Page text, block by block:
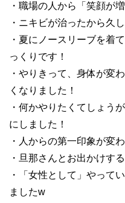
・職場の人から「笑顔が
・ニキビが治ったから久
・夏にノースリーブを着
っくりです！
・やりきって、身体が変
くなりました！
・何かやりたくてしょう
にしました！
・人からの第一印象が変
・旦那さんとお出かけす
・「女性として」やって
ましたw